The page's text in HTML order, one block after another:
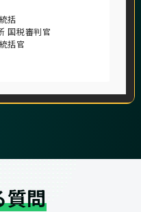
括
国税審判官
括官
質問